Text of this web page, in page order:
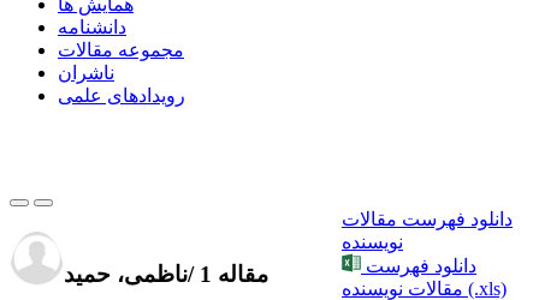
دانشنامه
مجموعه مقالات
ناشران
رویدادهای علمی
ناظمی، حمید/ 1 مقاله
دانلود فهرست مقالات
نویسنده
مقالات نویسنده (.xls)